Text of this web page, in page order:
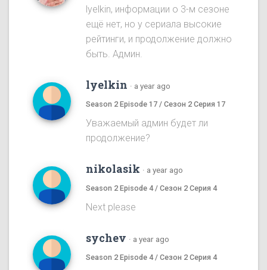
lyelkin, информации о 3-м сезоне
ещё нет, но у сериала высокие
рейтинги, и продолжение должно
быть. Админ.
lyelkin · a year ago
Season 2 Episode 17 / Сезон 2 Серия 17
Уважаемый админ будет ли
продолжение?
nikolasik · a year ago
Season 2 Episode 4 / Сезон 2 Серия 4
Next please
sychev · a year ago
Season 2 Episode 4 / Сезон 2 Серия 4